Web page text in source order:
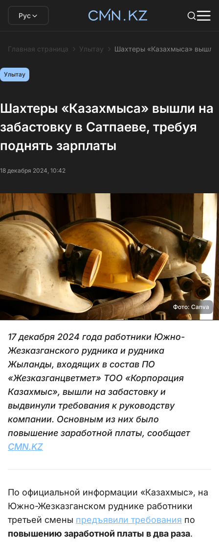
Рус
Главная страница Улытау Шахтеры «Казахмыса» вышли
Улытау
Шахтеры «Казахмыса» вышли на
забастовку в Сатпаеве, требуя
поднять зарплаты
18 декабря 2024, 10:42
Фото: Canva
17 декабря 2024 года работники Южно-
Жезказганского рудника и рудника
Жыланды, входящих в состав ПО
«Жезказганцветмет» ТОО «Корпорация
Казахмыс», вышли на забастовку и
выдвинули требования к руководству
компании. Основным из них было
повышение заработной платы, сообщает
CMN.KZ
По официальной информации «Казахмыс», на
Южно-Жезказганском руднике работники
третьей смены предъявили требования по
повышению заработной платы в два раза.